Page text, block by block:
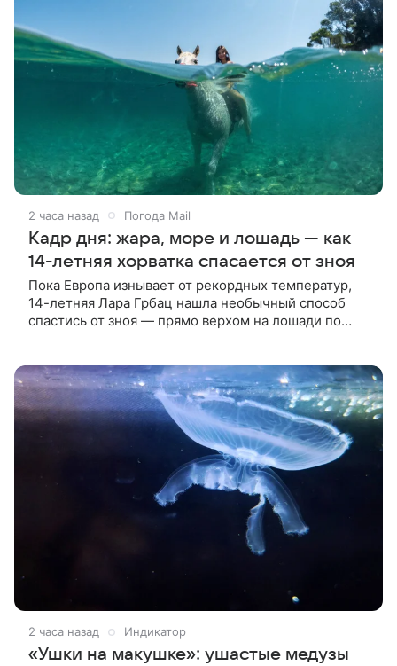
2 часа назад Погода Mail
Кадр дня: жара, море и лошадь — как
14-летняя хорватка спасается от зноя
Пока Европа изнывает от рекордных температур,
14-летняя Лара Грбац нашла необычный способ
спастись от зноя — прямо верхом на лошади по
2 часа назад Индикатор
«Ушки на макушке»: ушастые медузы